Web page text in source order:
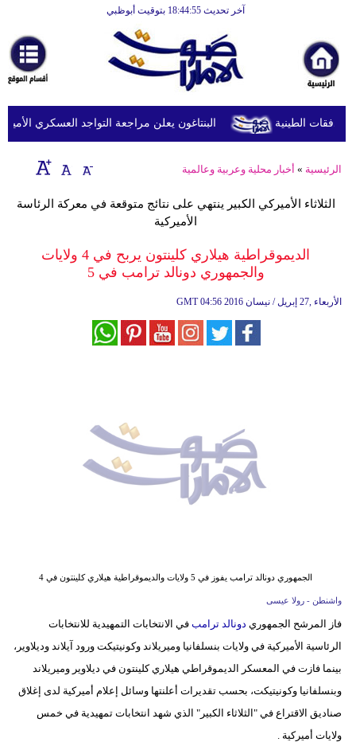
آخر تحديث 18:44:55 بتوقيت أبوظبي
أخبارعاجلة
رياضة
ثقافة
إقتصاد
وموسيقى
وتكنولوجيا
بيئة
مدوَّنات
البنتاغون يعلن مراجعة التواجد العسكري
الرئيسية » أخبار محلية وعربية وعالمية
الثلاثاء الأميركي الكبير ينتهي على نتائج متوقعة في معركة الرئاسة
الأميركية
الديموقراطية هيلاري كلينتون يربح في 4 ولايات
والجمهوري دونالد ترامب في 5
GMT 04:56 2016 الأربعاء ,27 إبريل / نيسان
الجمهوري دونالد ترامب يفوز في 5 ولايات والديموقراطية هيلاري كلينتون في 4
واشنطن - رولا عيسى
فاز المرشح الجمهوري دونالد ترامب في الانتخابات التمهيدية للانتخابات
الرئاسية الأميركية في ولايات بنسلفانيا وميريلاند وكونيتيكت ورود آيلاند وديلاوير،
بينما فازت في المعسكر الديموقراطي هيلاري كلينتون في ديلاوير وميريلاند
وبنسلفانيا وكونيتيكت، بحسب تقديرات أعلنتها وسائل إعلام أميركية لدى إغلاق
صناديق الاقتراع في "الثلاثاء الكبير" الذي شهد انتخابات تمهيدية في خمس
ولايات أميركية .